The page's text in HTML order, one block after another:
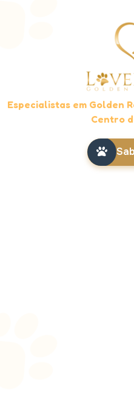
Especialistas em Golden
Centro